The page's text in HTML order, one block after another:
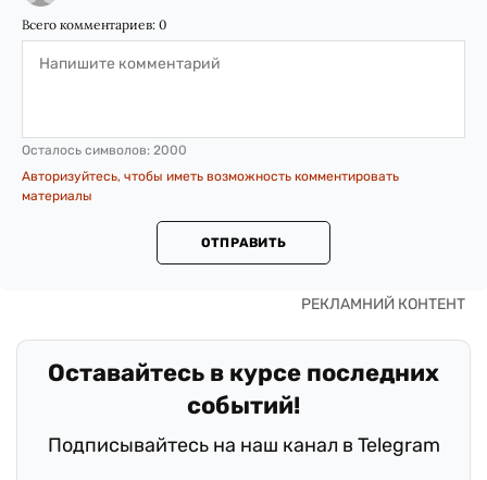
Всего комментариев: 0
Осталось символов: 2000
Авторизуйтесь, чтобы иметь возможность комментировать
материалы
ОТПРАВИТЬ
Оставайтесь в курсе последних
событий!
Подписывайтесь на наш канал в Telegram